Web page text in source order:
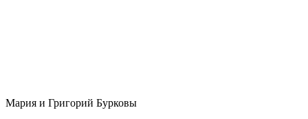
Мария и Григорий Бурковы